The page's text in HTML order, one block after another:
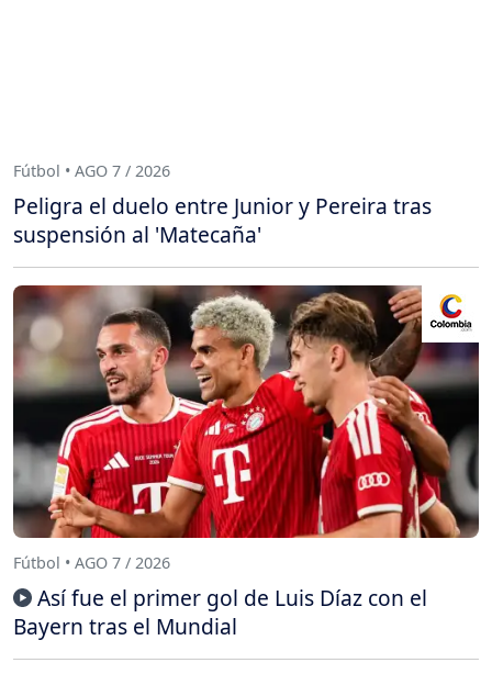
Fútbol • AGO 7 / 2026
Peligra el duelo entre Junior y Pereira tras
suspensión al 'Matecaña'
Fútbol • AGO 7 / 2026
Así fue el primer gol de Luis Díaz con el
Bayern tras el Mundial